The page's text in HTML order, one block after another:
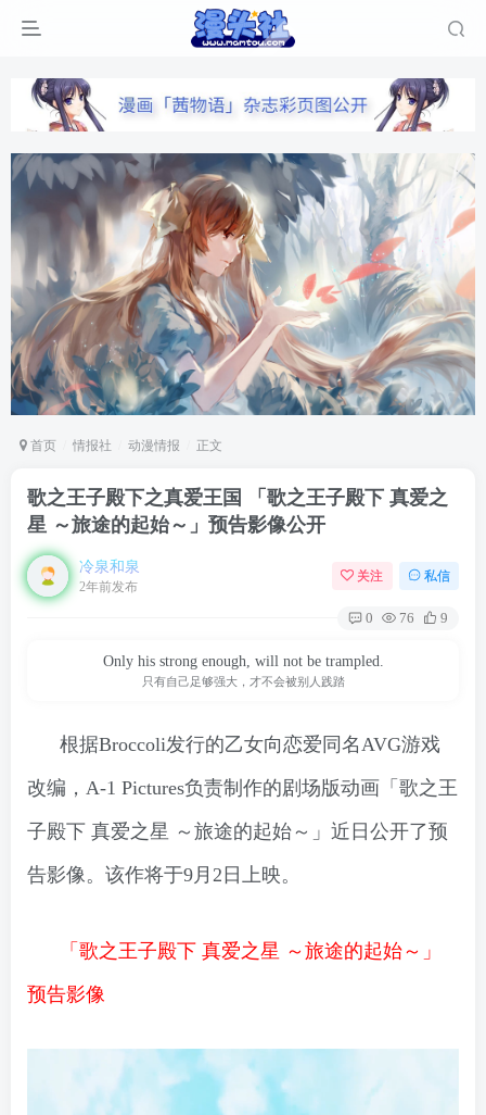
首页 情报社 动漫情报 正文
歌之王子殿下之真爱王国 「歌之王子殿下 真爱之
星 ～旅途的起始～」预告影像公开
冷泉和泉
2年前发布
关注 私信
0 76 9
Only his strong enough, will not be trampled.
只有自己足够强大，才不会被别人践踏
根据Broccoli发行的乙女向恋爱同名AVG游戏
改编，A-1 Pictures负责制作的剧场版动画「歌之王
子殿下 真爱之星 ～旅途的起始～」近日公开了预
告影像。该作将于9月2日上映。
「歌之王子殿下 真爱之星 ～旅途的起始～」
预告影像